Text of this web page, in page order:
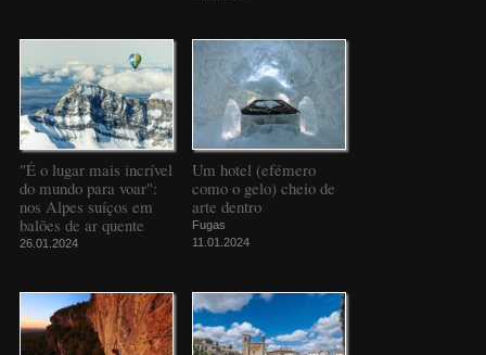
"É o lugar mais incrível
do mundo para voar":
nos Alpes suíços em
balões de ar quente
26.01.2024
Um hotel (efémero
como o gelo) cheio de
arte dentro
Fugas
11.01.2024